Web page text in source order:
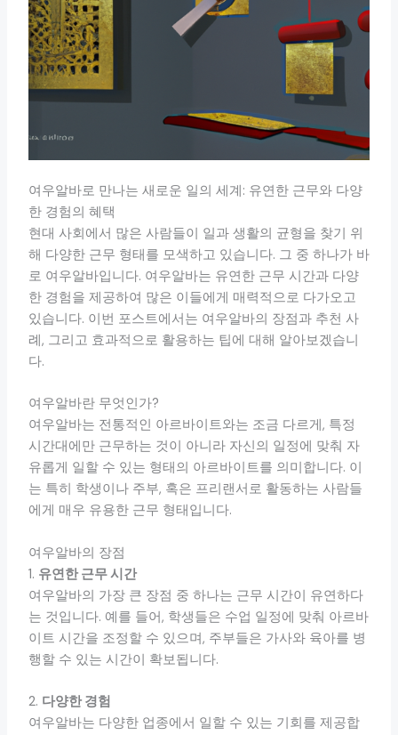
여우알바로 만나는 새로운 일의 세계: 유연한 근무와 다양
한 경험의 혜택
현대 사회에서 많은 사람들이 일과 생활의 균형을 찾기 위
해 다양한 근무 형태를 모색하고 있습니다. 그 중 하나가 바
로 여우알바입니다. 여우알바는 유연한 근무 시간과 다양
한 경험을 제공하여 많은 이들에게 매력적으로 다가오고
있습니다. 이번 포스트에서는 여우알바의 장점과 추천 사
례, 그리고 효과적으로 활용하는 팁에 대해 알아보겠습니
다.
여우알바란 무엇인가?
여우알바는 전통적인 아르바이트와는 조금 다르게, 특정
시간대에만 근무하는 것이 아니라 자신의 일정에 맞춰 자
유롭게 일할 수 있는 형태의 아르바이트를 의미합니다. 이
는 특히 학생이나 주부, 혹은 프리랜서로 활동하는 사람들
에게 매우 유용한 근무 형태입니다.
여우알바의 장점
1. 유연한 근무 시간
여우알바의 가장 큰 장점 중 하나는 근무 시간이 유연하다
는 것입니다. 예를 들어, 학생들은 수업 일정에 맞춰 아르바
이트 시간을 조정할 수 있으며, 주부들은 가사와 육아를 병
행할 수 있는 시간이 확보됩니다.
2. 다양한 경험
여우알바는 다양한 업종에서 일할 수 있는 기회를 제공합